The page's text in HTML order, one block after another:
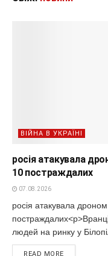
ВІЙНА В УКРАЇНІ
росія атакувала
10 постраждалих
07.08.2026
росія атакувала
людей на ринку у
READ MORE